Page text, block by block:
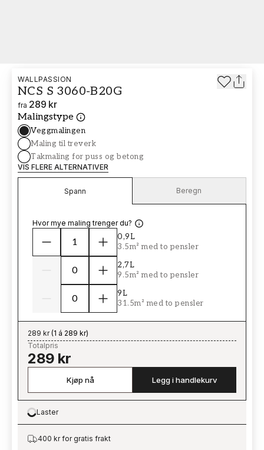
WALLPASSION
NCS S 3060-B20G
fra 289 kr
Malingstype
Veggmalingen
Maling til treverk
Takmaling for puss og betong
VIS FLERE ALTERNATIVER
Spann Beregn
Hvor mye maling trenger du?
0,9L
3.5m² med to pensler
2,7L
9.5m² med to pensler
9L
31.5m² med to pensler
289 kr(1 á 289 kr)
Totalpris
289 kr
Kjøp nå Legg i handlekurv
Loading…
Laster
400 kr for gratis frakt